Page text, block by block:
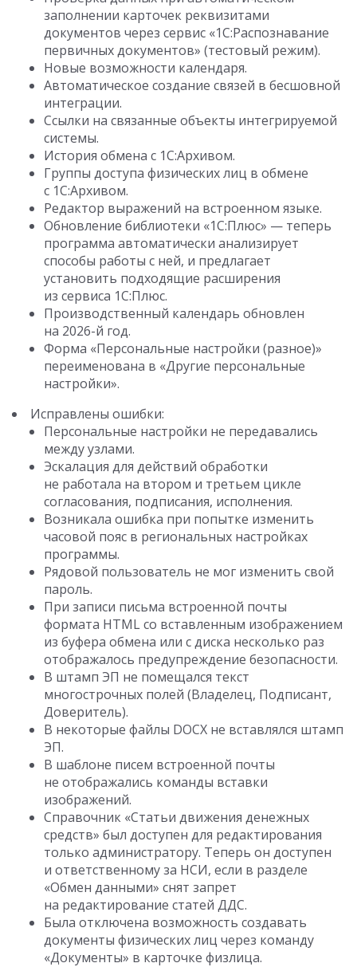
заполнении карточек реквизитами
документов через сервис «1С:Распознавание
первичных документов» (тестовый режим).
Новые возможности календаря.
Автоматическое создание связей в бесшовной
интеграции.
Ссылки на связанные объекты интегрируемой
системы.
История обмена с 1С:Архивом.
Группы доступа физических лиц в обмене
с 1С:Архивом.
Редактор выражений на встроенном языке.
Обновление библиотеки «1С:Плюс» — теперь
программа автоматически анализирует
способы работы с ней, и предлагает
установить подходящие расширения
из сервиса 1С:Плюс.
Производственный календарь обновлен
на 2026-й год.
Форма «Персональные настройки (разное)»
переименована в «Другие персональные
настройки».
Исправлены ошибки:
Персональные настройки не передавались
между узлами.
Эскалация для действий обработки
не работала на втором и третьем цикле
согласования, подписания, исполнения.
Возникала ошибка при попытке изменить
часовой пояс в региональных настройках
программы.
Рядовой пользователь не мог изменить свой
пароль.
При записи письма встроенной почты
формата HTML со вставленным изображением
из буфера обмена или с диска несколько раз
отображалось предупреждение безопасности.
В штамп ЭП не помещался текст
многострочных полей (Владелец, Подписант,
Доверитель).
В некоторые файлы DOCX не вставлялся штамп
ЭП.
В шаблоне писем встроенной почты
не отображались команды вставки
изображений.
Справочник «Статьи движения денежных
средств» был доступен для редактирования
только администратору. Теперь он доступен
и ответственному за НСИ, если в разделе
«Обмен данными» снят запрет
на редактирование статей ДДС.
Была отключена возможность создавать
документы физических лиц через команду
«Документы» в карточке физлица.